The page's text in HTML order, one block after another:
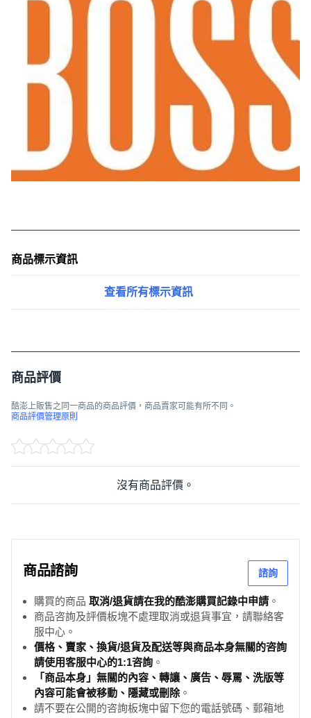
商品標示資訊
查看所有標示資訊
商品評價
酷澎上販售之同一商品的商品評價，商品賣家可能有所不同。
商品評價管理原則
沒有商品評價。
商品諮詢 諮詢
購買的商品 取消/退貨請在我的酷澎購買記錄中申請 。
商品咨詢及評價板塊不處理取消或退貨事宜，請聯絡客
服中心。
價格、賣家、換貨/退貨及配送等與商品本身無關的咨詢
請使用客服中心的1:1咨詢 。
「商品本身」無關的內容、轉讓、廣告、辱罵、洗版等
內容可能會被移動、隱藏或刪除。
請不要在公開的咨詢板塊中留下您的電話號碼、郵箱地